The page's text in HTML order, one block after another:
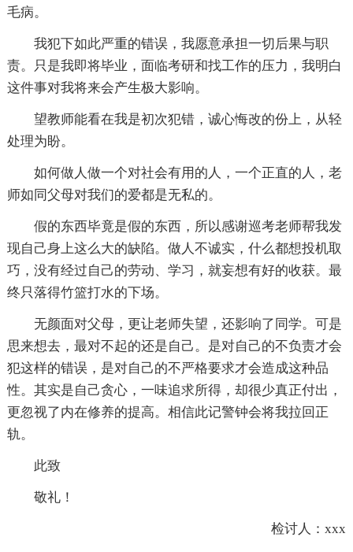
毛病。
我犯下如此严重的错误，我愿意承担一切后果与职
责。只是我即将毕业，面临考研和找工作的压力，我明白
这件事对我将来会产生极大影响。
望教师能看在我是初次犯错，诚心悔改的份上，从轻
处理为盼。
如何做人做一个对社会有用的人，一个正直的人，老
师如同父母对我们的爱都是无私的。
假的东西毕竟是假的东西，所以感谢巡考老师帮我发
现自己身上这么大的缺陷。做人不诚实，什么都想投机取
巧，没有经过自己的劳动、学习，就妄想有好的收获。最
终只落得竹篮打水的下场。
无颜面对父母，更让老师失望，还影响了同学。可是
思来想去，最对不起的还是自己。是对自己的不负责才会
犯这样的错误，是对自己的不严格要求才会造成这种品
性。其实是自己贪心，一味追求所得，却很少真正付出，
更忽视了内在修养的提高。相信此记警钟会将我拉回正
轨。
此致
敬礼！
检讨人：xxx